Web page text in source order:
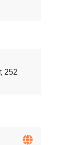
252